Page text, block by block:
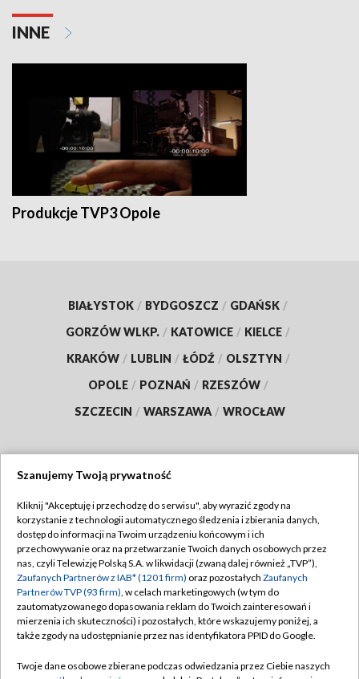
INNE
Produkcje TVP3 Opole
BIAŁYSTOK / BYDGOSZCZ / GDAŃSK /
GORZÓW WLKP. / KATOWICE / KIELCE /
KRAKÓW / LUBLIN / ŁÓDŹ / OLSZTYN /
OPOLE / POZNAŃ / RZESZÓW /
SZCZECIN / WARSZAWA / WROCŁAW
TVP
Abonament TVP
Emisja w TVP
Centrum informacji TVP
Naziemna Telewizja Cyfrowa
Regulamin TVP
Polityka prywatności
Moje zgody
Pomoc
Szanujemy Twoją prywatność
Kliknij "Akceptuję i przechodzę do serwisu", aby wyrazić zgody na
korzystanie z technologii automatycznego śledzenia i zbierania danych,
dostęp do informacji na Twoim urządzeniu końcowym i ich
przechowywanie oraz na przetwarzanie Twoich danych osobowych przez
nas, czyli Telewizję Polską S.A. w likwidacji (zwaną dalej również „TVP”),
Zaufanych Partnerów z IAB* (1201 firm) oraz pozostałych Zaufanych
Partnerów TVP (93 firm), w celach marketingowych (w tym do
zautomatyzowanego dopasowania reklam do Twoich zainteresowań i
mierzenia ich skuteczności) i pozostałych, które wskazujemy poniżej, a
także zgody na udostępnianie przez nas identyfikatora PPID do Google.
Twoje dane osobowe zbierane podczas odwiedzania przez Ciebie naszych